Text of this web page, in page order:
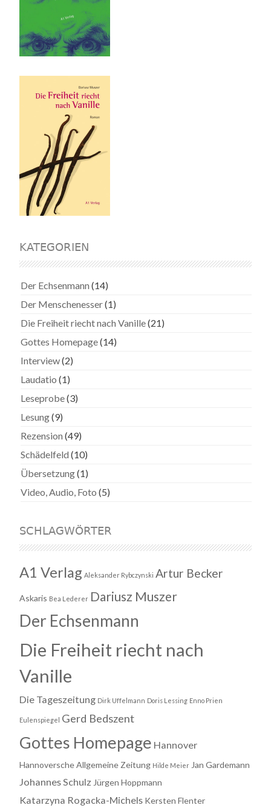
KATEGORIEN
Der Echsenmann (14)
Der Menschenesser(1)
Die Freiheit riecht nach Vanille(21)
Gottes Homepage(14)
Interview(2)
Laudatio (1)
Leseprobe(3)
Lesung(9)
Rezension (49)
Schädelfeld (10)
Übersetzung(1)
Video, Audio, Foto (5)
SCHLAGWÖRTER
A1 Verlag Aleksander Rybczynski Artur Becker
Askaris Bea Lederer Dariusz Muszer
Der Echsenmann
Die Freiheit riecht nach
Vanille
Die Tageszeitung Dirk Uffelmann Doris Lessing Enno Prien
Eulenspiegel Gerd Bedszent
Gottes Homepage Hannover
Hannoversche Allgemeine Zeitung Hilde Meier Jan Gardemann
Johannes Schulz Jürgen Hoppmann
Katarzyna Rogacka-Michels Kersten Flenter